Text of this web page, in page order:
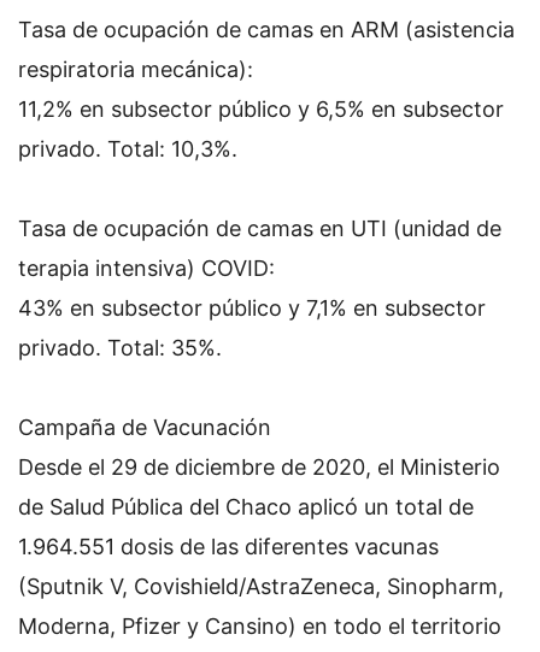
Tasa de ocupación de camas en ARM (asistencia
respiratoria mecánica):
11,2% en subsector público y 6,5% en subsector
privado. Total: 10,3%.
Tasa de ocupación de camas en UTI (unidad de
terapia intensiva) COVID:
43% en subsector público y 7,1% en subsector
privado. Total: 35%.
Campaña de Vacunación
Desde el 29 de diciembre de 2020, el Ministerio
de Salud Pública del Chaco aplicó un total de
1.964.551 dosis de las diferentes vacunas
(Sputnik V, Covishield/AstraZeneca, Sinopharm,
Moderna, Pfizer y Cansino) en todo el territorio